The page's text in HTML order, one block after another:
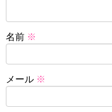
名前 ※
メール ※